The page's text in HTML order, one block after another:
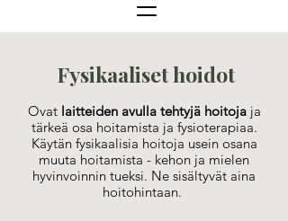
Fysikaaliset hoidot
Ovat laitteiden avulla tehtyjä hoitojaja
tärkeä osa hoitamista ja fysioterapiaa.
Käytän fysikaalisia hoitoja usein osana
muuta hoitamista - kehon ja mielen
hyvinvoinnin tueksi. Ne sisältyvät aina
hoitohintaan.